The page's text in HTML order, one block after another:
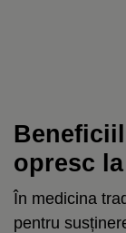
opresc
În medicina
pentru